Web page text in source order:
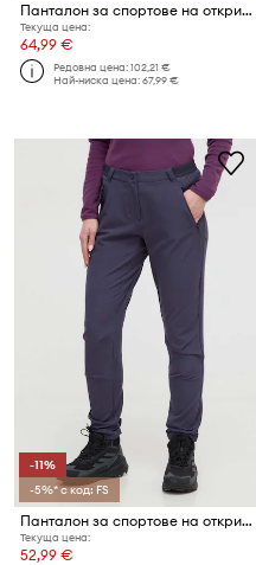
Панталон за спортове на открито Jack Wolfskin Hikeout
Текуща цена:
64,99 €
Редовна цена:102,21 €
Най-ниска цена:67,99 €
-11%
-5%* с код: FS
Панталон за спортове на открито Jack Wolfskin Geigelstein
Текуща цена:
52,99 €